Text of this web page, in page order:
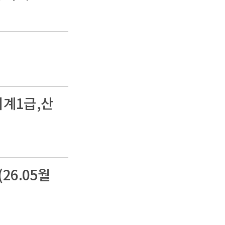
1급,산
월